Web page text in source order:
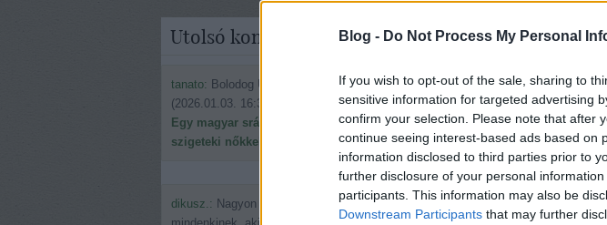
Blog - Do Not Process My Personal
If you wish to opt-out of the sale, sharing to
sensitive information for targeted advertising
confirm your selection. Please note that after
continue seeing interest-based ads based on
information disclosed to third parties prior to
further disclosure of your personal
participants. This information may also be
Downstream Participants that may further
Utolsó kommentek
tanato: Bolodog Új évet kívánok én is.
(2026.01.03. 16:30
Egy magyar srác ismerkedése a fülöp-
szigeteki nőkkel
dikusz.: Nagyon boldog ünnepeket kívánok